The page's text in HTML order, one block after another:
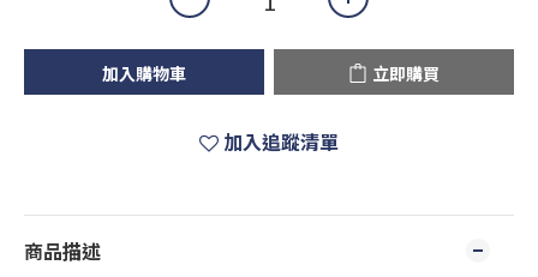
加入購物車 立即購買
加入追蹤清單
商品描述